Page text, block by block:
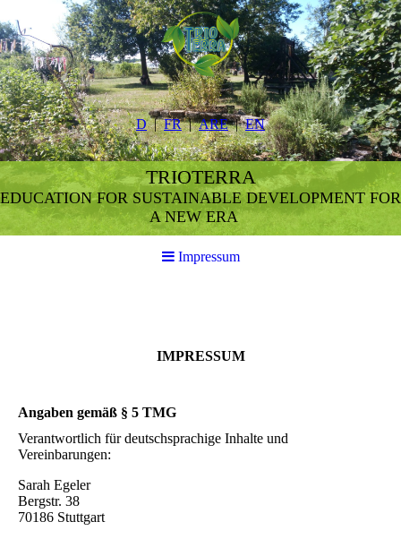
D FR ARE EN
TRIOTERRA
EDUCATION FOR SUSTAINABLE DEVELOPMENT FOR
A NEW ERA
Impressum
IMPRESSUM
Angaben gemäß § 5 TMG
Verantwortlich für deutschsprachige Inhalte und
Vereinbarungen:
Sarah Egeler
Bergstr. 38
70186 Stuttgart